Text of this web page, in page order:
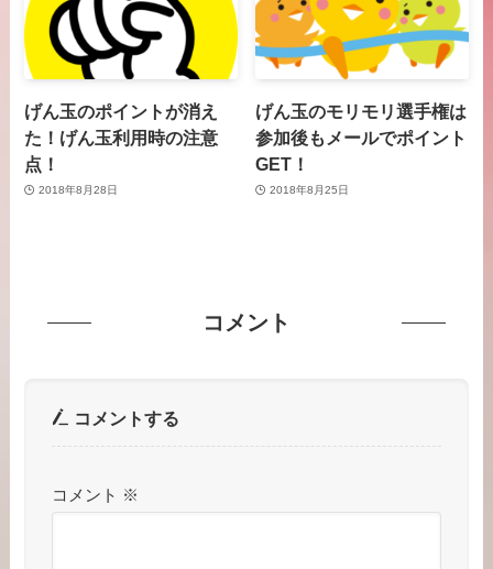
げん玉のポイントが消え
た！げん玉利用時の注意
点！
2018年8月28日
げん玉のモリモリ選手権は
参加後もメールでポイント
GET！
2018年8月25日
コメント
コメントする
コメント ※